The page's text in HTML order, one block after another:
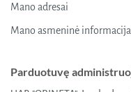
Mano adresai
Mano asmeninė informacija
Parduotuvę